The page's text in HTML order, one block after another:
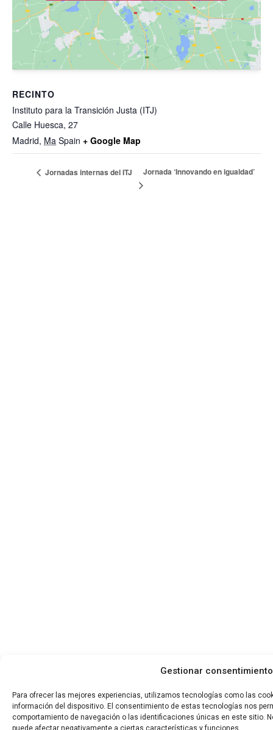
Gestionar consentimiento
Para ofrecer las mejores experiencias, utilizamos tecnologías como las
información del dispositivo. El consentimiento de estas tecnologías nos
comportamiento de navegación o las identificaciones únicas en este sitio.
puede afectar negativamente a ciertas características y funciones.
RECINTO
Instituto para la Transición Justa (ITJ)
Calle Huesca, 27
Madrid, Ma Spain + Google Map
Jornadas internas del ITJ Jornada ‘Innovando en igualdad’